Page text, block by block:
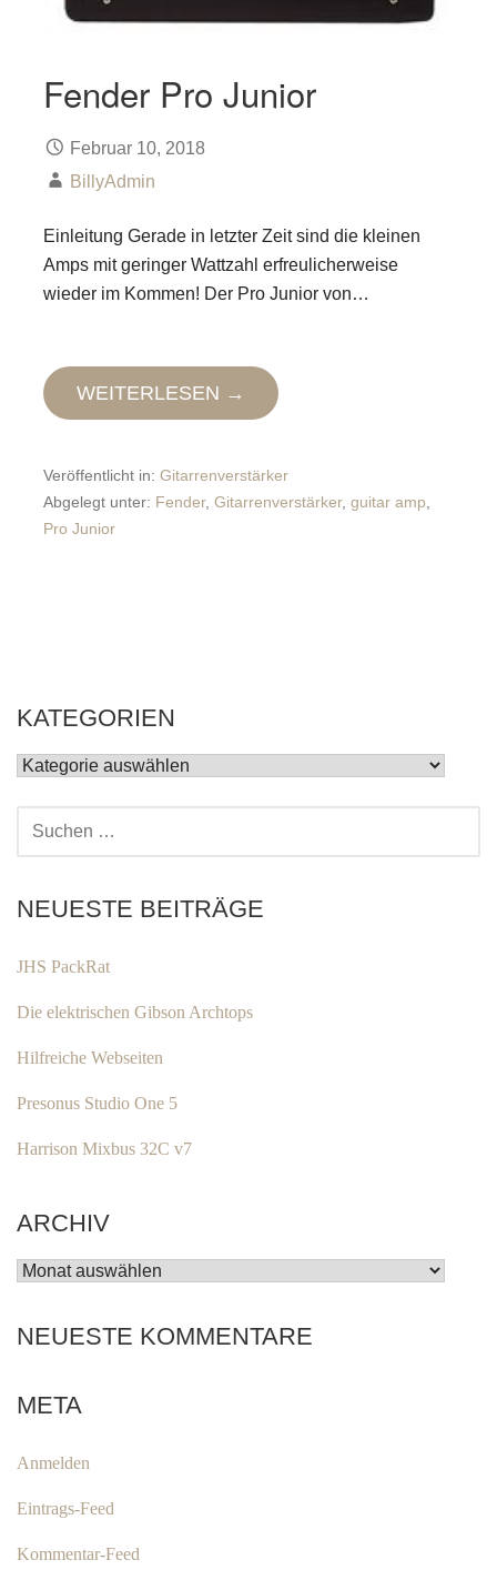
Fender Pro Junior
Februar 10, 2018
BillyAdmin
Einleitung Gerade in letzter Zeit sind die kleinen
Amps mit geringer Wattzahl erfreulicherweise
wieder im Kommen! Der Pro Junior von…
WEITERLESEN →
Veröffentlicht in: Gitarrenverstärker
Abgelegt unter: Fender, Gitarrenverstärker, guitar amp
Pro Junior
KATEGORIEN
KATEGORIEN
NEUESTE BEITRÄGE
JHS PackRat
Die elektrischen Gibson Archtops
Hilfreiche Webseiten
Presonus Studio One 5
Harrison Mixbus 32C v7
ARCHIV
ARCHIV
NEUESTE KOMMENTARE
META
Anmelden
Eintrags-Feed
Kommentar-Feed